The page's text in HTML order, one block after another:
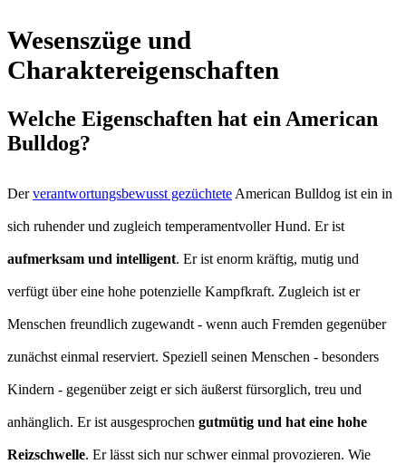
Wesenszüge und
Charaktereigenschaften
Welche Eigenschaften hat ein American
Bulldog?
Derverantwortungsbewusst gezüchtete American Bulldog ist ein in
sich ruhender und zugleich temperamentvoller Hund. Er ist
aufmerksam und intelligent. Er ist enorm kräftig, mutig und
verfügt über eine hohe potenzielle Kampfkraft. Zugleich ist er
Menschen freundlich zugewandt - wenn auch Fremden gegenüber
zunächst einmal reserviert. Speziell seinen Menschen - besonders
Kindern - gegenüber zeigt er sich äußerst fürsorglich, treu und
anhänglich. Er ist ausgesprochen gutmütig und hat eine hohe
Reizschwelle. Er lässt sich nur schwer einmal provozieren. Wie